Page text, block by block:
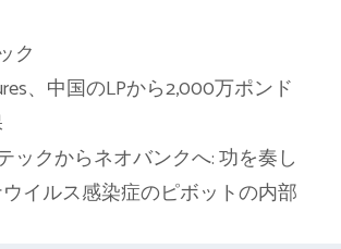
ク
、中国のLPから2,000万ポンド
ックからネオバンクへ: 功を奏し
イルス感染症のピボットの内部